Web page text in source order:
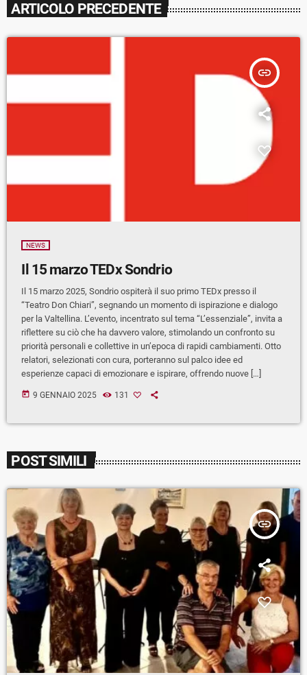
ARTICOLO PRECEDENTE
insert_link
NEWS
Il 15 marzo TEDx Sondrio
Il 15 marzo 2025, Sondrio ospiterà il suo primo TEDx presso il
“Teatro Don Chiari”, segnando un momento di ispirazione e dialogo
per la Valtellina. L’evento, incentrato sul tema “L’essenziale”, invita a
riflettere su ciò che ha davvero valore, stimolando un confronto su
priorità personali e collettive in un’epoca di rapidi cambiamenti. Otto
relatori, selezionati con cura, porteranno sul palco idee ed
esperienze capaci di emozionare e ispirare, offrendo nuove […]
today 9 GENNAIO 2025 131
POST SIMILI
insert_link